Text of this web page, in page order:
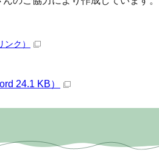
ンク）
24.1 KB）